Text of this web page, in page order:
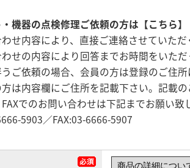
機器の点検修理ご依頼の方は【こちら】
せ内容により、直接ご連絡させていた
せの内容により回答までお時間をいた
ご依頼の場合、会員の方は登録のご住
は内容欄にご住所を記載下さい。記載
でのお問い合わせは下記までお願い致
5903／FAX:03-6666-5907